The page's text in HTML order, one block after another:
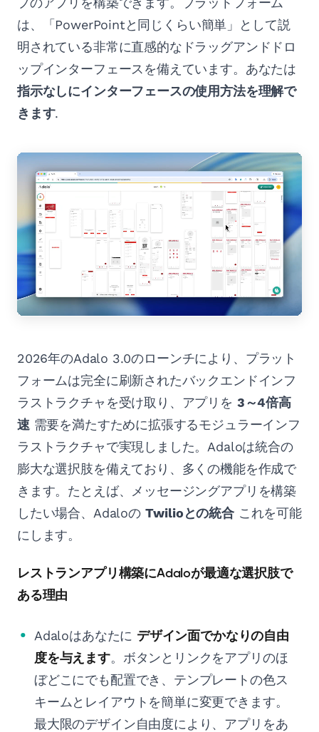
は、「PowerPointと同じくらい簡単」として説
明されている非常に直感的なドラッグアンドドロ
ップインターフェースを備えています。あなたは
指示なしにインターフェースの使用方法を理解で
きます.
2026年のAdalo 3.0のローンチにより、プラット
フォームは完全に刷新されたバックエンドインフ
ラストラクチャを受け取り、アプリを 3～4倍高
速 需要を満たすために拡張するモジュラーインフ
ラストラクチャで実現しました。Adaloは統合の
膨大な選択肢を備えており、多くの機能を作成で
きます。たとえば、メッセージングアプリを構築
したい場合、Adaloの Twilioとの統合これを可能
にします。
レストランアプリ構築にAdaloが最適な選択肢で
ある理由
Adaloはあなたに デザイン面でかなりの自由
度を与えます。ボタンとリンクをアプリのほ
ぼどこにでも配置でき、テンプレートの色ス
キームとレイアウトを簡単に変更できます。
最大限のデザイン自由度により、アプリをあ